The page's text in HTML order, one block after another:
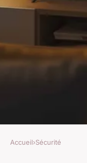
Accueil›Sécurité